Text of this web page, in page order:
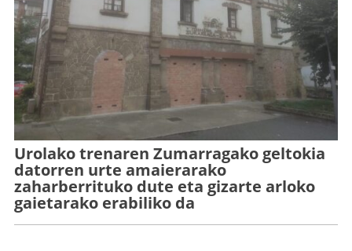
Urolako trenaren Zumarragako geltokia
datorren urte amaierarako
zaharberrituko dute eta gizarte arloko
gaietarako erabiliko da